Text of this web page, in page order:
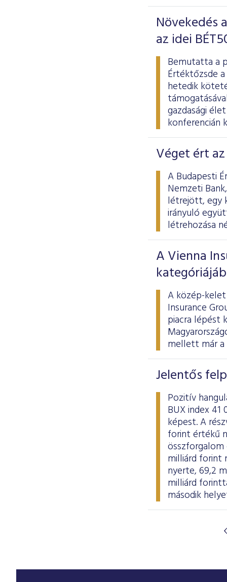
Növekedés
az idei
Bemutatta a
Értéktőzsde
hetedik
gazdasági
konferencián
Véget ért
A Budapesti
Nemzeti
létrejött, egy
irányuló
létrehozása
A Vienna
A közép-
Insurance
piacra lépést
mellett már a
Jelentős
Pozitív
BUX index
képest. A
forint értékű
milliárd forint
nyerte, 69,2
milliárd
második